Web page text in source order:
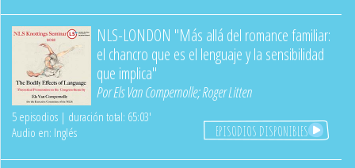
NLS-LONDON "Más allá del romance familiar:
el chancro que es el lenguaje y la sensibilidad
que implica"
PorEls Van Compernolle;Roger Litten
5 episodios | duración total: 65:03'
Audio en: Inglés
EPISODIOS DISPONIBLES